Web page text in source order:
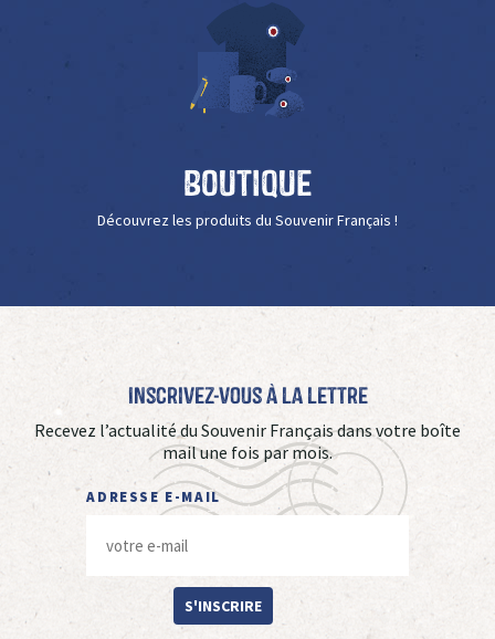
Boutique
Découvrez les produits du Souvenir Français !
Inscrivez-vous à La Lettre
Recevez l’actualité du Souvenir Français dans votre boîte
mail une fois par mois.
ADRESSE E-MAIL
S'INSCRIRE